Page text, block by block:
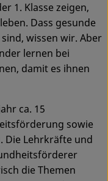
1. Klasse zeigen,
Dass gesunde
wissen wir. Aber
lernen bei
damit es ihnen
ca. 15
sowie
Die Lehrkräfte und
die Themen